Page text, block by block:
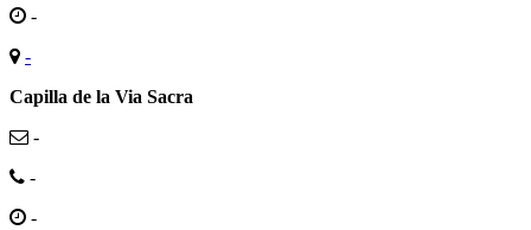
-
-
Capilla de la Via Sacra
-
-
-